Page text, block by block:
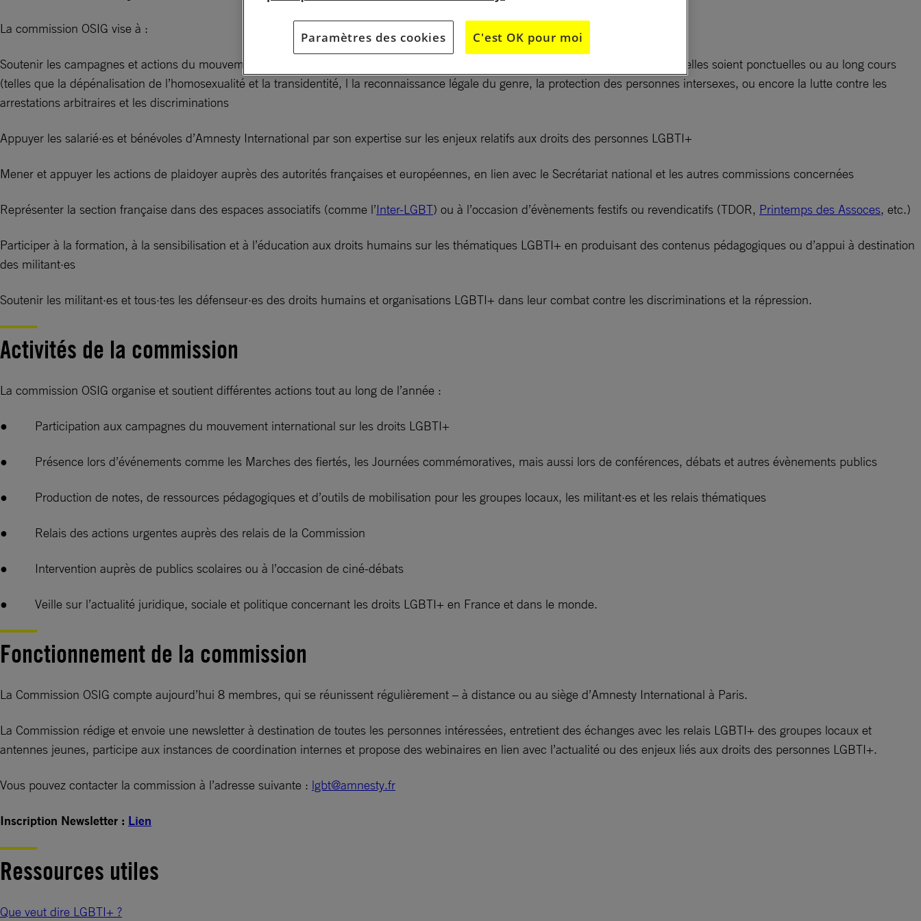
La commission OSIG vise à :
Soutenir les campagnes et actions du mouvement mondial d’Amnesty International en faveur des droits des personnes LGBTI+, qu’elles soient ponctuelles ou au long cours
(telles que la dépénalisation de l’homosexualité et la transidentité, l la reconnaissance légale du genre, la protection des personnes intersexes, ou encore la lutte contre les
arrestations arbitraires et les discriminations
Appuyer les salarié·es et bénévoles d’Amnesty International par son expertise sur les enjeux relatifs aux droits des personnes LGBTI+
Mener et appuyer les actions de plaidoyer auprès des autorités françaises et européennes, en lien avec le Secrétariat national et les autres commissions concernées
Représenter la section française dans des espaces associatifs (comme l’Inter-LGBT) ou à l’occasion d’évènements festifs ou revendicatifs (TDOR, Printemps des Assoces, etc.)
Participer à la formation, à la sensibilisation et à l’éducation aux droits humains sur les thématiques LGBTI+ en produisant des contenus pédagogiques ou d’appui à destination
des militant·es
Soutenir les militant·es et tous·tes les défenseur·es des droits humains et organisations LGBTI+ dans leur combat contre les discriminations et la répression.
Activités de la commission
La commission OSIG organise et soutient différentes actions tout au long de l’année :
● Participation aux campagnes du mouvement international sur les droits LGBTI+
● Présence lors d’événements comme les Marches des fiertés, les Journées commémoratives, mais aussi lors de conférences, débats et autres évènements publics
● Production de notes, de ressources pédagogiques et d’outils de mobilisation pour les groupes locaux, les militant·es et les relais thématiques
● Relais des actions urgentes auprès des relais de la Commission
● Intervention auprès de publics scolaires ou à l’occasion de ciné-débats
● Veille sur l’actualité juridique, sociale et politique concernant les droits LGBTI+ en France et dans le monde.
Fonctionnement de la commission
La Commission OSIG compte aujourd’hui 8 membres, qui se réunissent régulièrement – à distance ou au siège d’Amnesty International à Paris.
La Commission rédige et envoie une newsletter à destination de toutes les personnes intéressées, entretient des échanges avec les relais LGBTI+ des groupes locaux et
antennes jeunes, participe aux instances de coordination internes et propose des webinaires en lien avec l’actualité ou des enjeux liés aux droits des personnes LGBTI+.
Vous pouvez contacter la commission à l’adresse suivante : lgbt@amnesty.fr
Inscription Newsletter : Lien
Ressources utiles
Que veut dire LGBTI+ ?
Paramètres des cookies C'est OK pour moi